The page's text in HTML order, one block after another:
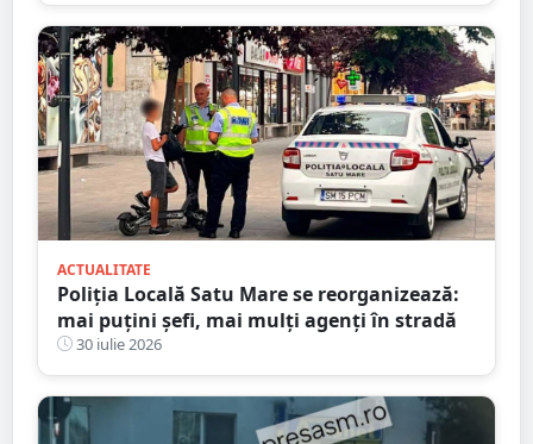
ACTUALITATE
Poliția Locală Satu Mare se reorganizează:
mai puțini șefi, mai mulți agenți în stradă
30 iulie 2026